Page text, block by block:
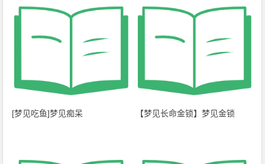
[梦见吃鱼]梦见痴呆 【梦见长命金锁】梦见金锁